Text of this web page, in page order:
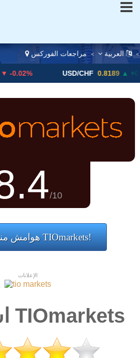
> العربية > مراجعات الفوركس
USD/CHF 0.8189 ▲ +0.05%
/10
هوامش منخفضة TIOmarkets!
الإعلانات
استعراض TIOmarkets